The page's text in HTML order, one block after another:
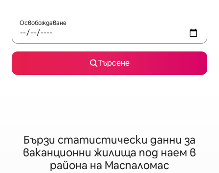
Освобождаване
Търсене
Бързи статистически данни за
ваканционни жилища под наем в
района на Маспаломас